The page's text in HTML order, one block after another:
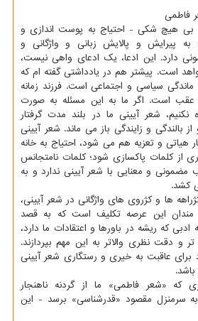
فاطمی
بی هیچ شکی - احتیاج به پوست اندازی و
به پیرایش و پالایش زبانی و واژگانی و
دارد. این ادعا، یک ادعای واهی نیست،
است. پیشتر هم در یادداشتی گفته ام که
ماندگی سیاسی و اجتماعی است. فرزند زمانه
عقب است. اگر ما به این مسئله به صورت
نکنیم، شعر آیینی ما در بلند مدت گرفتار
بالندگی و زایندگی باز می ماند. شعر آیینی
هیاتی و تعزیه هم می شود، احتیاج به خانه
از کلمات پاکسازی شود؛ کلمات نامتجانس
مضمونی و معنایی با شعر آیینی ندارد و به
کشد.
ها و کژروی های واژگانی در شعر آیینی،
مندان این عرصه تکلیف است که به قصد
که ریشه در باورها و اعتقادات ما دارد،
و دقت نظری والاتر به این مهم بپردازند.
برای عاقبت به خیری و رستگاری شعر آیینی
که «شعر فاطمی» ما از گردنه ناهنجار
سرمنزل مقصود «قدرشناسی» برسد - این